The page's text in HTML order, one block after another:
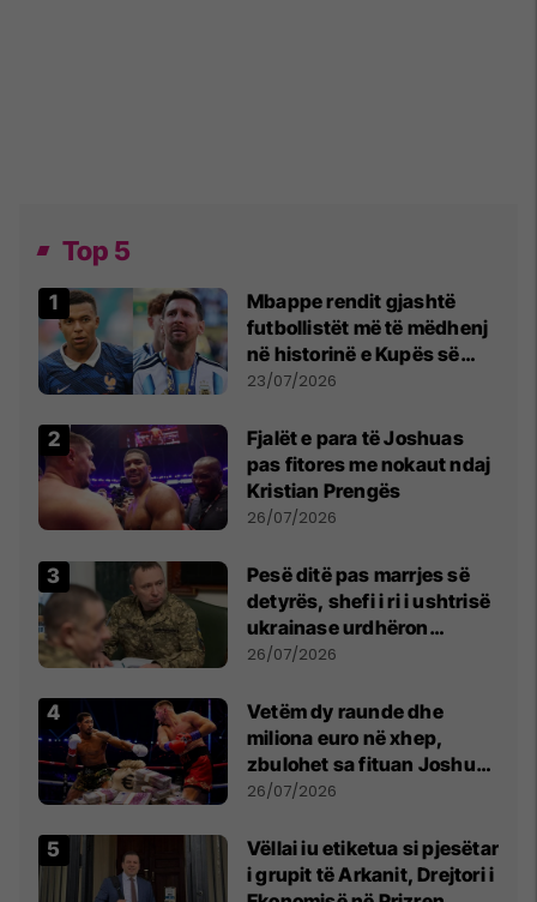
Top 5
Mbappe rendit gjashtë
futbollistët më të mëdhenj
në historinë e Kupës së
Botës, Messi mbetet i dyti
23/07/2026
Fjalët e para të Joshuas
pas fitores me nokaut ndaj
Kristian Prengës
26/07/2026
Pesë ditë pas marrjes së
detyrës, shefi i ri i ushtrisë
ukrainase urdhëron
kontroll të madh
26/07/2026
Vetëm dy raunde dhe
miliona euro në xhep,
zbulohet sa fituan Joshua
e Prenga
26/07/2026
Vëllai iu etiketua si pjesëtar
i grupit të Arkanit, Drejtori i